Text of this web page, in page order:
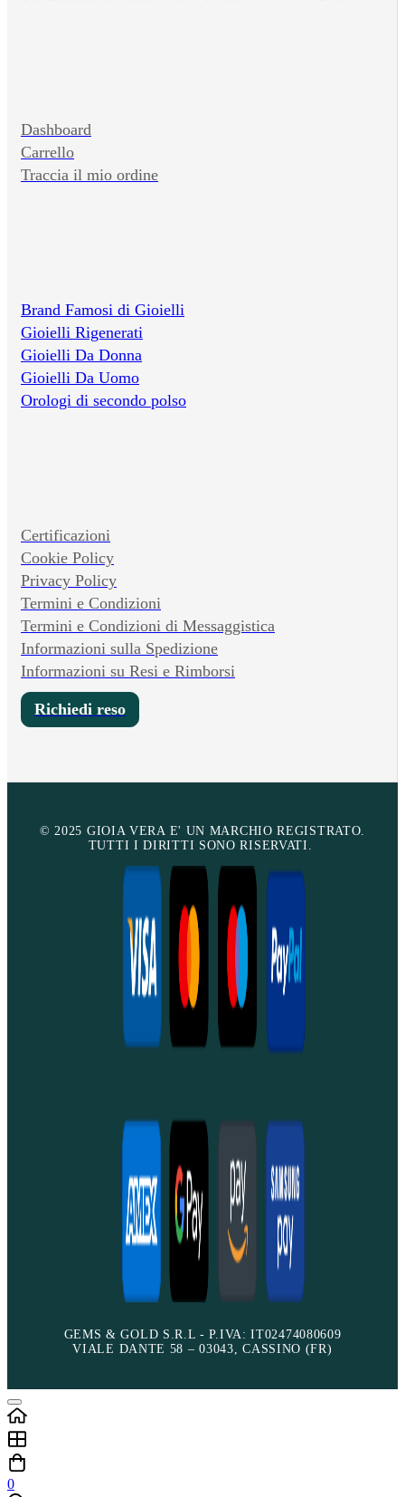
Dashboard
Carrello
Traccia il mio ordine
Brand Famosi di Gioielli
Gioielli Rigenerati
Gioielli Da Donna
Gioielli Da Uomo
Orologi di secondo polso
Certificazioni
Cookie Policy
Privacy Policy
Termini e Condizioni
Termini e Condizioni di Messaggistica
Informazioni sulla Spedizione
Informazioni su Resi e Rimborsi
Richiedi reso
© 2025 GIOIA VERA E' UN MARCHIO REGISTRATO.
TUTTI I DIRITTI SONO RISERVATI.
GEMS & GOLD S.R.L - P.IVA: IT02474080609
VIALE DANTE 58 – 03043, CASSINO (FR)
0